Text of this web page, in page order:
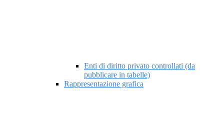
Enti di diritto privato controllati (da
pubblicare in tabelle)
Rappresentazione grafica